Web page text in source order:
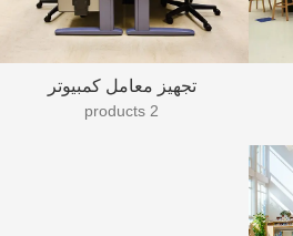
تجهيز معامل كمبيوتر
2 products